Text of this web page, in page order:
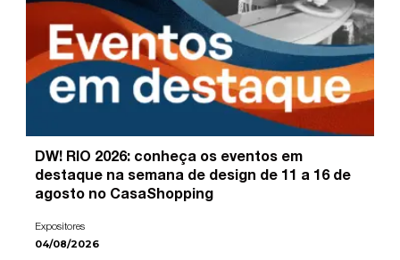
DW! RIO 2026: conheça os eventos em
destaque na semana de design de 11 a 16 de
agosto no CasaShopping
Expositores
04/08/2026